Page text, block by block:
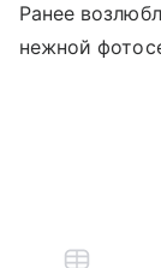
Ранее
нежной